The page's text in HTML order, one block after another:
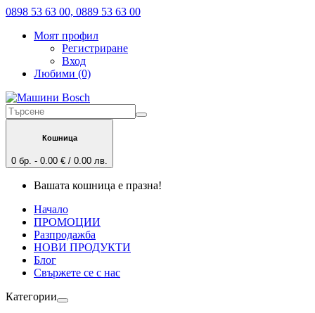
0898 53 63 00, 0889 53 63 00
Моят профил
Регистриране
Вход
Любими (0)
Кошница
0 бр. - 0.00 € / 0.00 лв.
Вашата кошница е празна!
Начало
ПРОМОЦИИ
Разпродажба
НОВИ ПРОДУКТИ
Блог
Свържете се с нас
Категории